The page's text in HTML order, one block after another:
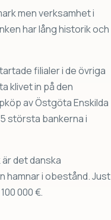
men verksamhet i
har lång historik och
filialer i de övriga
klivet in på den
av Östgöta Enskilda
5 största bankerna i
det danska
hamnar i obestånd. Just
000 €.